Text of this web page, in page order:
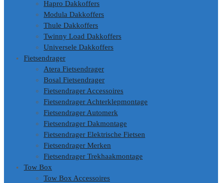
Hapro Dakkoffers
Modula Dakkoffers
Thule Dakkoffers
Twinny Load Dakkoffers
Universele Dakkoffers
Fietsendrager
Atera Fietsendrager
Bosal Fietsendrager
Fietsendrager Accessoires
Fietsendrager Achterklepmontage
Fietsendrager Automerk
Fietsendrager Dakmontage
Fietsendrager Elektrische Fietsen
Fietsendrager Merken
Fietsendrager Trekhaakmontage
Tow Box
Tow Box Accessoires